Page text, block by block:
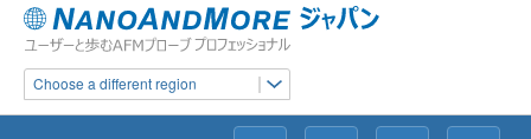
Choose a different region